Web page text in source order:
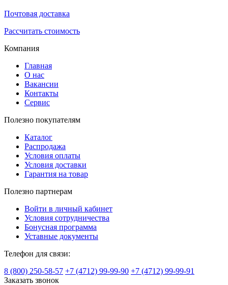
Почтовая доставка
Рассчитать стоимость
Компания
Главная
О нас
Вакансии
Контакты
Сервис
Полезно покупателям
Каталог
Распродажа
Условия оплаты
Условия доставки
Гарантия на товар
Полезно партнерам
Войти в личный кабинет
Условия сотрудничества
Бонусная программа
Уставные документы
Телефон для связи:
8 (800) 250-58-57 +7 (4712) 99-99-90 +7 (4712) 99-99-91
Заказать звонок